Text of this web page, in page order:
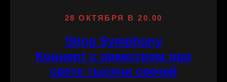
28 ОКТЯБРЯ В 20.00
Sting Symphony
Концерт с оркестром при
свете тысячи свечей